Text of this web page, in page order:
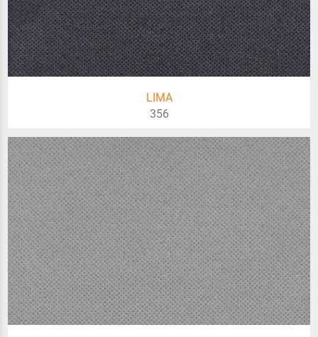
LIMA
356